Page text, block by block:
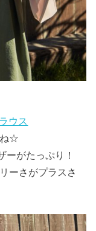
ウス
ね☆
ーがたっぷり！
ーさがプラスさ